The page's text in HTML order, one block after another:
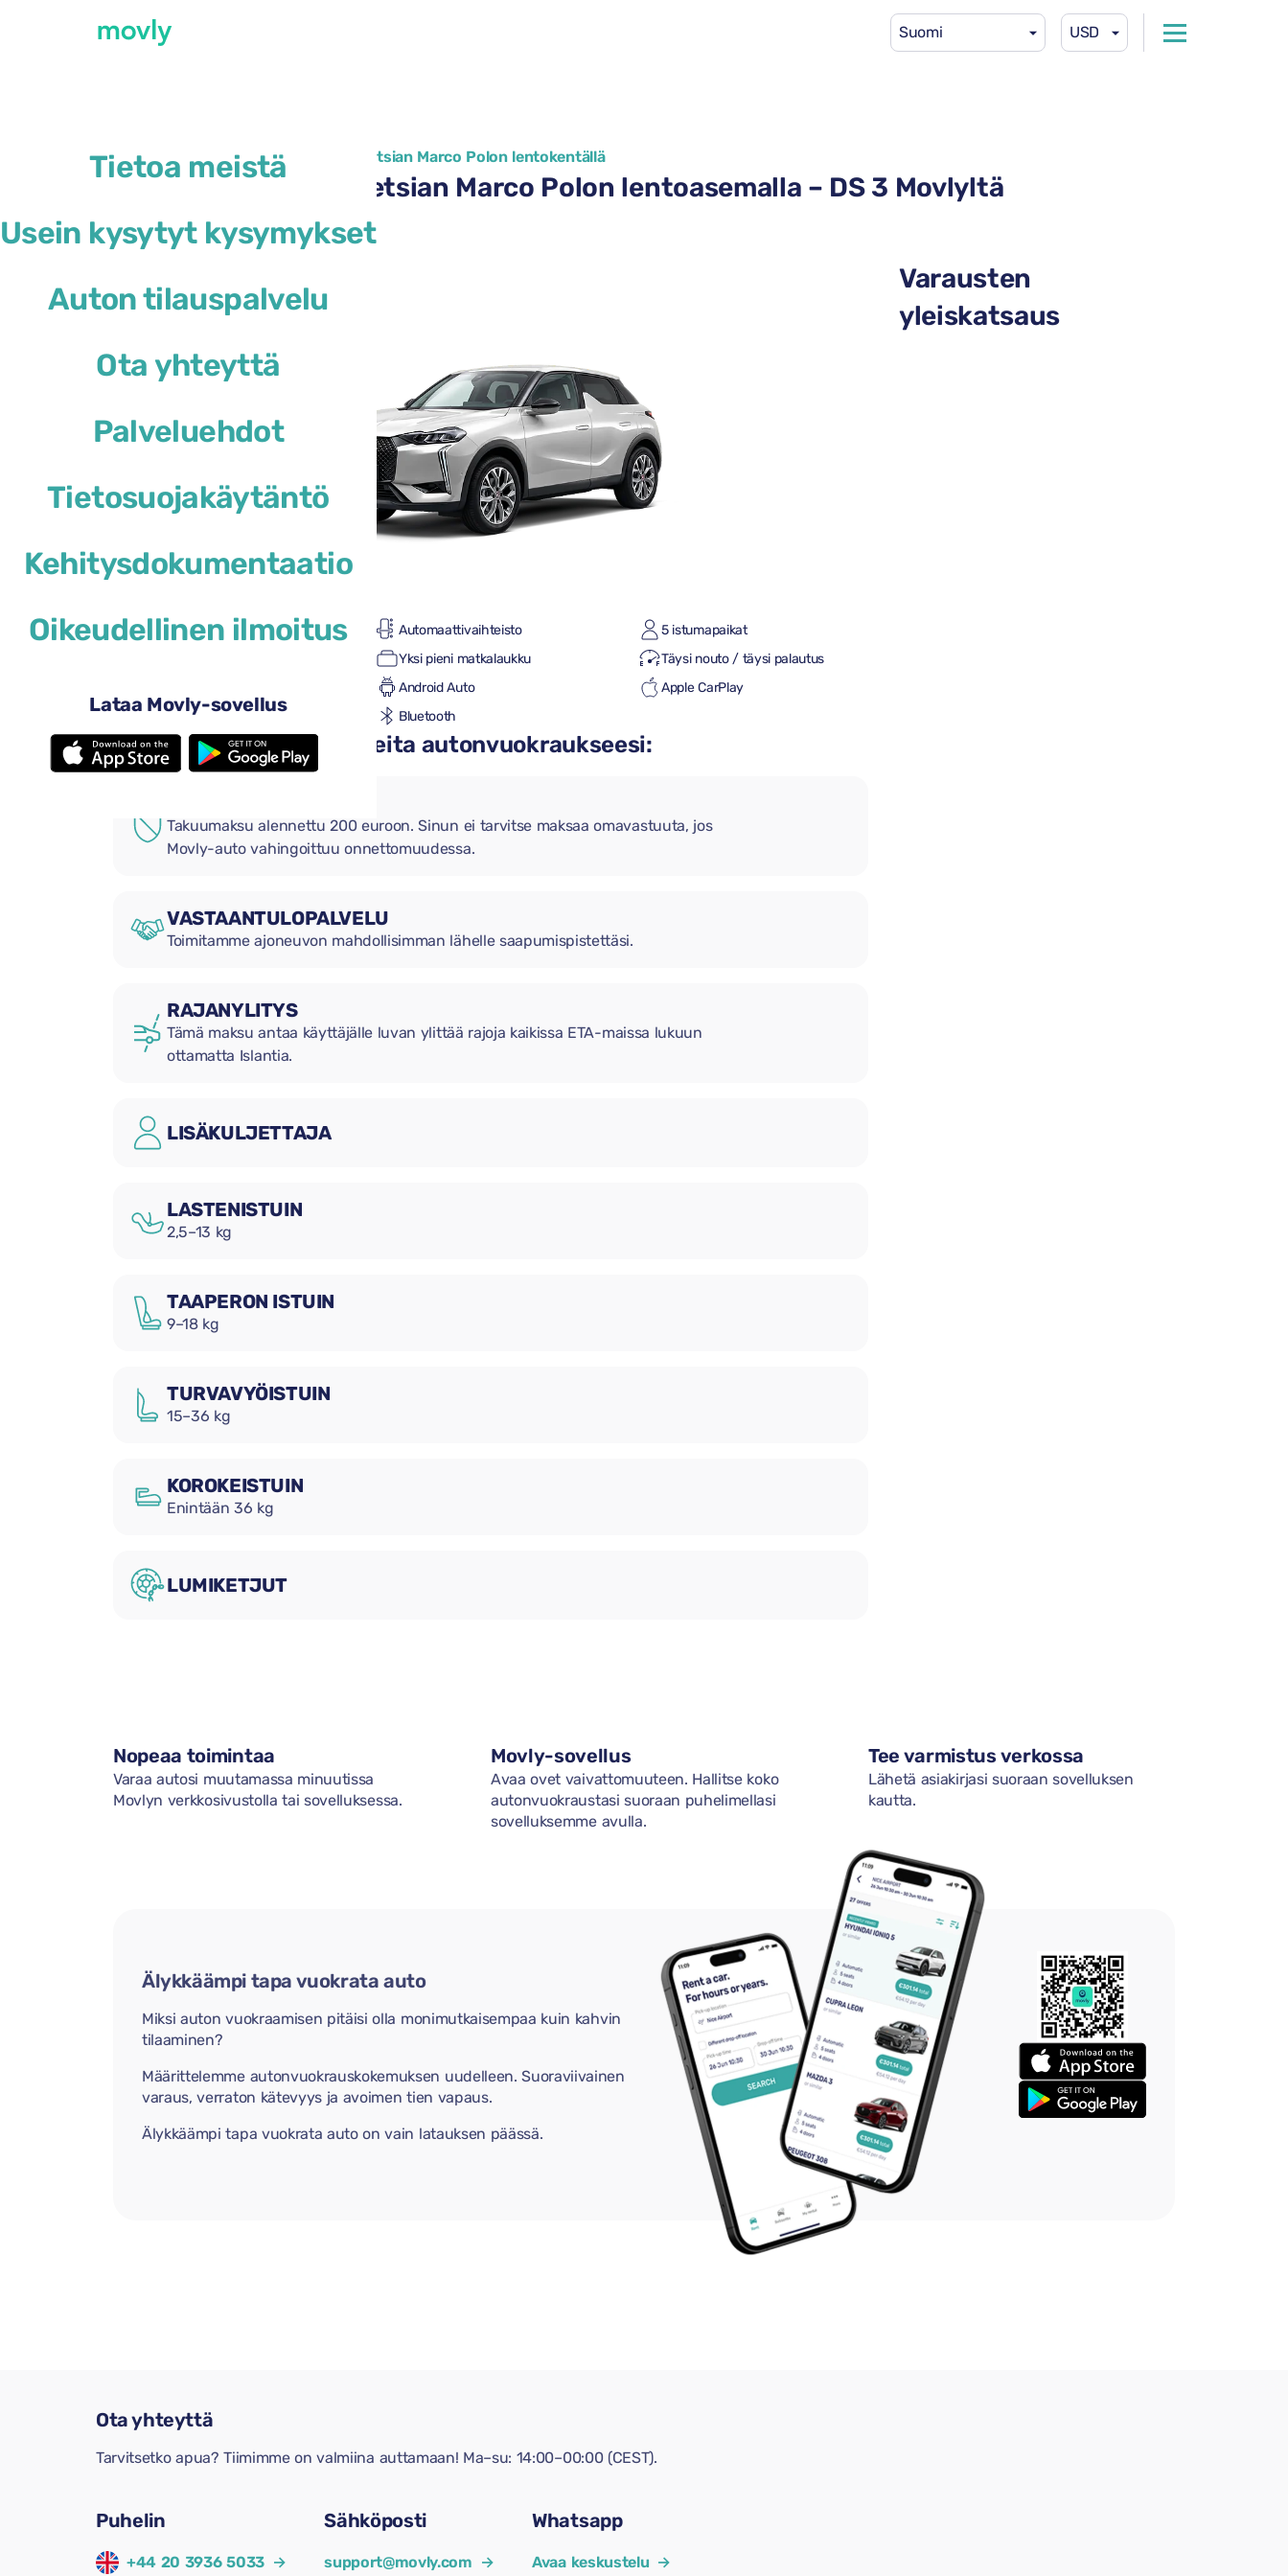
Suomi USD
Tietoa meistä
Usein kysytyt kysymykset
Auton tilauspalvelu
Ota yhteyttä
Palveluehdot
Tietosuojakäytäntö
Kehitysdokumentaatio
Oikeudellinen ilmoitus
Lataa Movly-sovellus
← Kaikki saatavilla olevat autot Venetsian Marco Polon lentokentällä
Autonvuokraus Venetsian Marco Polon lentoasemalla – DS 3 Movlyltä
tai vastaava
4 ovet Automaattivaihteisto
5 istumapaikat
Yksi pieni matkalaukku
Täysi nouto / täysi palautus
Android Auto
Apple CarPlay
Peruutuskamera
Bluetooth
Lisää käteviä lisävarusteita autonvuokraukseesi:
Takuumaksu alennettu 200 euroon. Sinun ei tarvitse maksaa omavastuuta, jos
Movly-auto vahingoittuu onnettomuudessa.
VASTAANTULOPALVELU
Toimitamme ajoneuvon mahdollisimman lähelle saapumispistettäsi.
RAJANYLITYS
Tämä maksu antaa käyttäjälle luvan ylittää rajoja kaikissa ETA-maissa lukuun
ottamatta Islantia.
LISÄKULJETTAJA
LASTENISTUIN
2,5–13 kg
TAAPERON ISTUIN
9–18 kg
TURVAVYÖISTUIN
15–36 kg
KOROKEISTUIN
Enintään 36 kg
LUMIKETJUT
Varausten
yleiskatsaus
Nopeaa toimintaa
Varaa autosi muutamassa minuutissa
Movlyn verkkosivustolla tai sovelluksessa.
Movly-sovellus
Avaa ovet vaivattomuuteen. Hallitse koko
autonvuokraustasi suoraan puhelimellasi
sovelluksemme avulla.
Tee varmistus verkossa
Lähetä asiakirjasi suoraan sovelluksen
kautta.
Älykkäämpi tapa vuokrata auto
Miksi auton vuokraamisen pitäisi olla monimutkaisempaa kuin kahvin
tilaaminen?
Määrittelemme autonvuokrauskokemuksen uudelleen. Suoraviivainen
varaus, verraton kätevyys ja avoimen tien vapaus.
Älykkäämpi tapa vuokrata auto on vain latauksen päässä.
Ota yhteyttä
Tarvitsetko apua? Tiimimme on valmiina auttamaan! Ma–su: 14:00–00:00 (CEST).
Puhelin
+44 20 3936 5033 →
Sähköposti
support@movly.com →
Whatsapp
Avaa keskustelu →